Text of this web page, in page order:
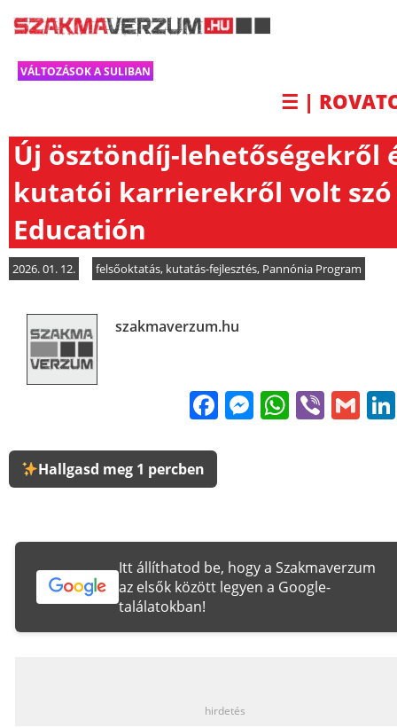
VÁLTOZÁSOK A SULIBAN
☰ |
Új ösztöndíj-lehetőségekről
kutatói karrierekről volt szó
Educatión
2026. 01. 12. felsőoktatás, kutatás-fejlesztés, Pannónia Program
szakmaverzum.hu
FacebookViber
Hallgasd meg 1 percben
Itt állíthatod be, hogy a Szakmaverzum
az elsők között legyen a Google-
találatokban!
hirdetés